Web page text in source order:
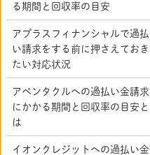
る期間と回収率の目安
アプラスフィナンシャルで過払
い請求をする前に押さえておき
たい対応状況
アペンタクルへの過払い金請求
にかかる期間と回収率の目安と
は
イオンクレジットへの過払い金